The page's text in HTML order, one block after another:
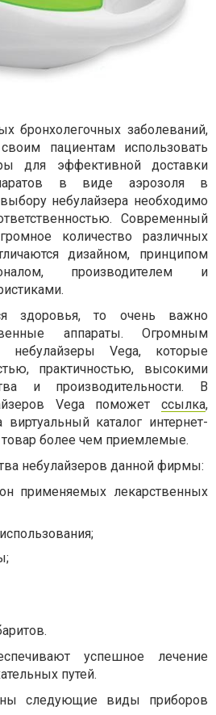
бронхолегочных заболеваний,
пациентам использовать
для эффективной доставки
в виде аэрозоля в
небулайзера необходимо
Современный
количество различных
дизайном, принципом
производителем и
здоровья, то очень важно
аппараты. Огромным
небулайзеры Vega, которые
практичностью, высокими
и производительности. В
Vega поможет ссылка,
виртуальный каталог интернет-
более чем приемлемые.
небулайзеров данной фирмы:
применяемых лекарственных
успешное лечение
путей.
следующие виды приборов